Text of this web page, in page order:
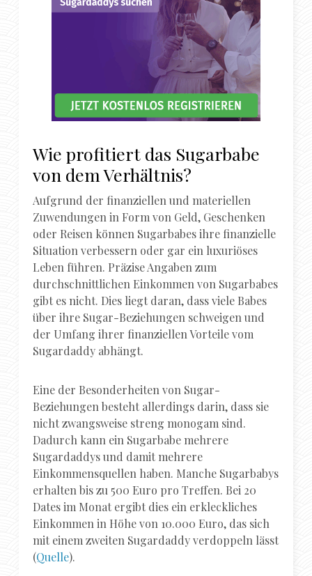
Wie profitiert das Sugarbabe
von dem Verhältnis?
Aufgrund der finanziellen und materiellen
Zuwendungen in Form von Geld, Geschenken
oder Reisen können Sugarbabes ihre finanzielle
Situation verbessern oder gar ein luxuriöses
Leben führen. Präzise Angaben zum
durchschnittlichen Einkommen von Sugarbabes
gibt es nicht. Dies liegt daran, dass viele Babes
über ihre Sugar-Beziehungen schweigen und
der Umfang ihrer finanziellen Vorteile vom
Sugardaddy abhängt.
Eine der Besonderheiten von Sugar-
Beziehungen besteht allerdings darin, dass sie
nicht zwangsweise streng monogam sind.
Dadurch kann ein Sugarbabe mehrere
Sugardaddys und damit mehrere
Einkommensquellen haben. Manche Sugarbabys
erhalten bis zu 500 Euro pro Treffen. Bei 20
Dates im Monat ergibt dies ein erkleckliches
Einkommen in Höhe von 10.000 Euro, das sich
mit einem zweiten Sugardaddy verdoppeln lässt
(Quelle).